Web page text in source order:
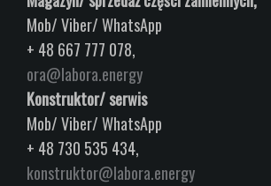
Mob/ Viber/ WhatsApp
+ 48 667 777 078,
ora@labora.energy
Konstruktor/ serwis
Mob/ Viber/ WhatsApp
+ 48 730 535 434,
konstruktor@labora.energy